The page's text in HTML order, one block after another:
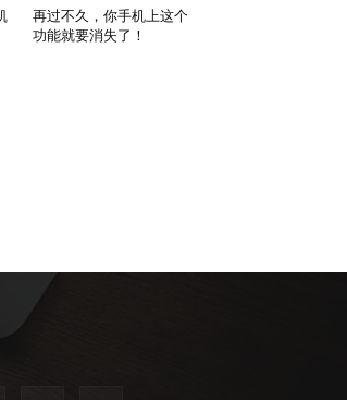
再过不久，你手机上这个
功能就要消失了！